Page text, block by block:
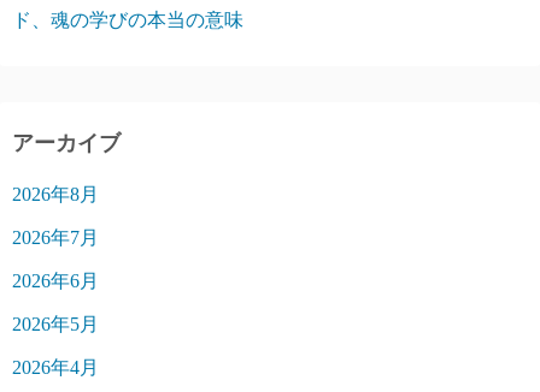
ド、魂の学びの本当の意味
アーカイブ
2026年8月
2026年7月
2026年6月
2026年5月
2026年4月